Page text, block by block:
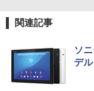
関連記事
ソ
デル